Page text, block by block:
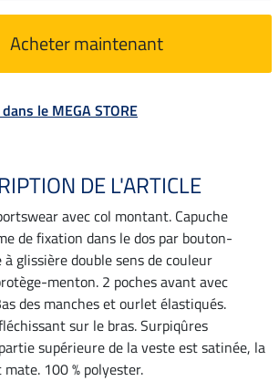
Acheter maintenant
le MEGA STORE
DE L'ARTICLE
avec col montant. Capuche
de fixation dans le dos par bouton-
glissière double sens de couleur
menton. 2 poches avant avec
des manches et ourlet élastiqués.
sur le bras. Surpiqûres
supérieure de la veste est satinée, la
100 % polyester.